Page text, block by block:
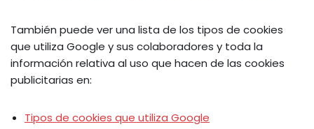
También puede ver una lista de los tipos de cookies
que utiliza Google y sus colaboradores y toda la
información relativa al uso que hacen de las cookies
publicitarias en:
Tipos de cookies que utiliza Google